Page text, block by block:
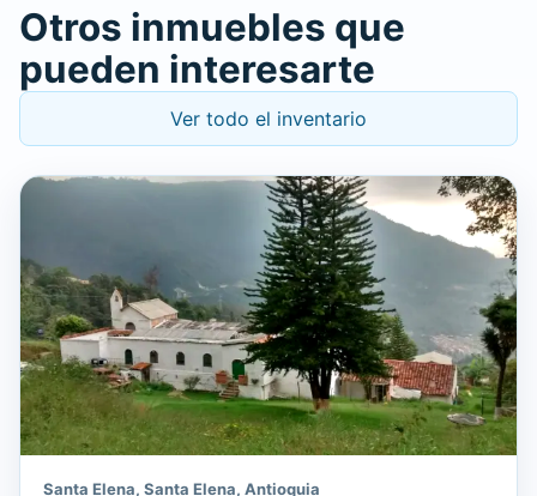
Otros inmuebles que
pueden interesarte
Ver todo el inventario
Santa Elena, Santa Elena, Antioquia